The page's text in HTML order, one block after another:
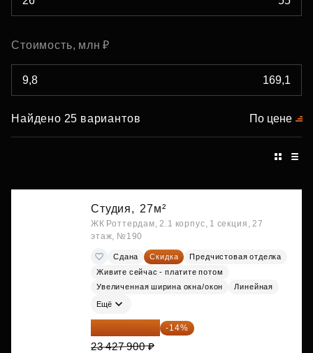
Стоимость, млн ₽
Найдено 25 вариантов По цене
Студия, 27м²
ЖК Роттердам, 2.1 корпус, 1 секция, 27
этаж, №190
Сдана Скидка
Предчистовая отделка
Живите сейчас - платите потом
Увеличенная ширина окна/окон
Линейная
Ещё
20 147 994 ₽ -14%
23 427 900 ₽